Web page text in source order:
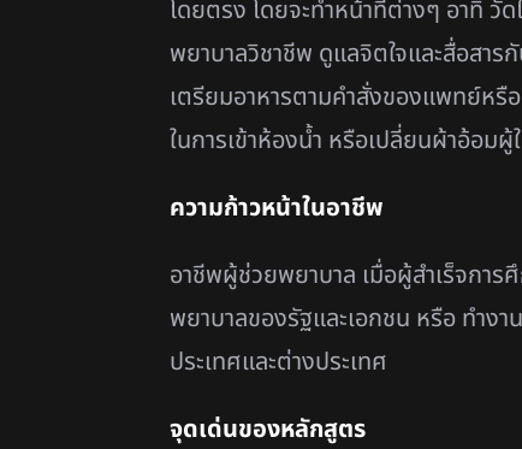
โดยตรง โดยจะทำหน้าที่ต่างๆ อาทิ
พยาบาลวิชาชีพ ดูแลจิตใจและสื่อสา
เตรียมอาหารตามคำสั่งของแพทย์หรื
ในการเข้าห้องน้ำ หรือเปลี่ยนผ้าอ้อม
ความก้าวหน้าในอาชีพ
อาชีพผู้ช่วยพยาบาล เมื่อผู้สำเร็จการ
พยาบาลของรัฐและเอกชน หรือ ทำง
ประเทศและต่างประเทศ
จุดเด่นของหลักสูตร